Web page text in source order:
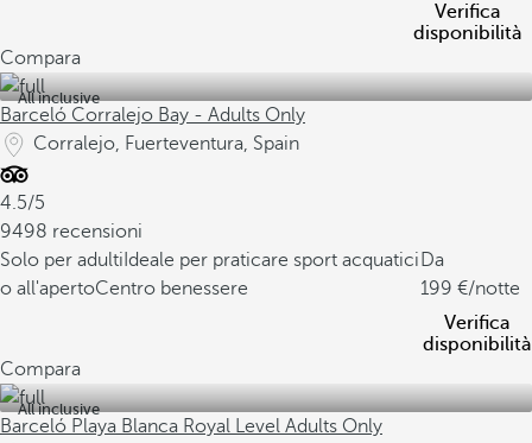
Verifica
disponibilità
Compara
All inclusive
Barceló Corralejo Bay - Adults Only
Corralejo, Fuerteventura, Spain
4.5/5
9498 recensioni
Solo per adulti Ideale per praticare sport acquatici
o all'apertoCentro benessere
Da
199
/notte
Verifica
disponibilità
Compara
All inclusive
Barceló Playa Blanca Royal Level Adults Only